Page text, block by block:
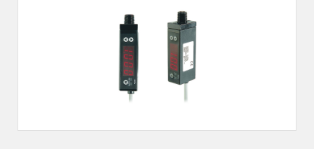
Commande musculaire
Commande pneumatique
ÉLECTROVANNES DE DÉCOLMATAGE
Électrovannes à jet pulsé